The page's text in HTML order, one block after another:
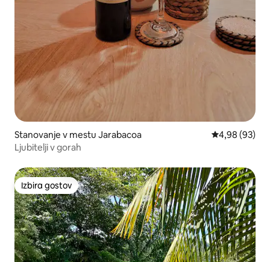
Stanovanje v mestu Jarabacoa Povprečna
4,98 (93)
Ljubitelji v gorah
Izbira gostov
Izbira gostov